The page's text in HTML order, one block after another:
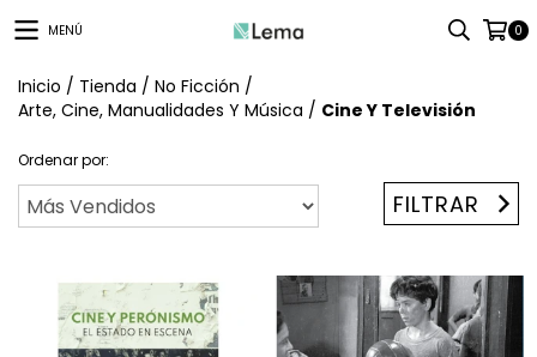
MENÚ 0
Inicio / Tienda / No Ficción /
Arte, Cine, Manualidades Y Música / Cine Y Televisión
Ordenar por:
FILTRAR